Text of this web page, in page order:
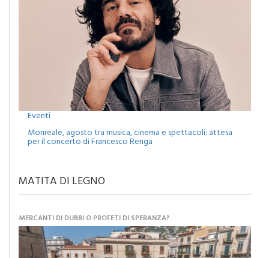
Eventi
Monreale, agosto tra musica, cinema e spettacoli: attesa
per il concerto di Francesco Renga
MATITA DI LEGNO
MERCANTI DI DUBBI O PROFETI DI SPERANZA?